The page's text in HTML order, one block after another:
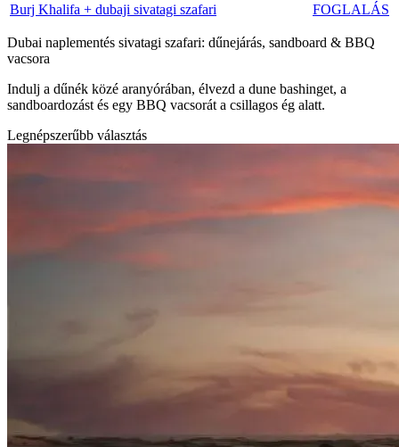
Burj Khalifa + dubaji sivatagi szafari
FOGLALÁS
Dubai naplementés sivatagi szafari: dűnejárás, sandboard & BBQ
vacsora
Indulj a dűnék közé aranyórában, élvezd a dune bashinget, a
sandboardozást és egy BBQ vacsorát a csillagos ég alatt.
Legnépszerűbb választás